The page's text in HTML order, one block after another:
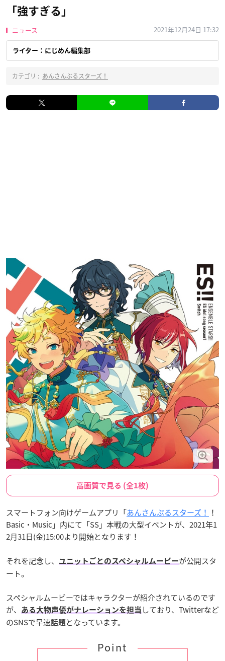
「強すぎる」
ニュース 2021年12月24日 17:32
ライター：にじめん編集部
カテゴリ : あんさんぶるスターズ！
高画質で見る (全1枚)
スマートフォン向けゲームアプリ「あんさんぶるスターズ！ ！
Basic・Music」内にて「SS」本戦の大型イベントが、2021年1
2月31日(金)15:00より開始となります！
それを記念し、 ユニットごとのスペシャルムービーが公開スタ
ート。
スペシャルムービーではキャラクターが紹介されているのです
が、
ある大物声優がナレーションを担当 しており、Twitterなど
のSNSで早速話題となっています。
Point